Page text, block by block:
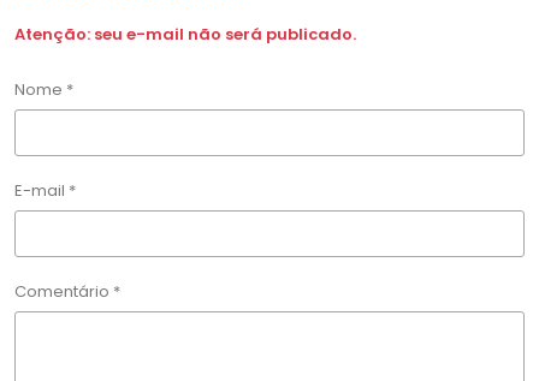
Atenção: seu e-mail não será publicado.
Nome *
E-mail *
Comentário *